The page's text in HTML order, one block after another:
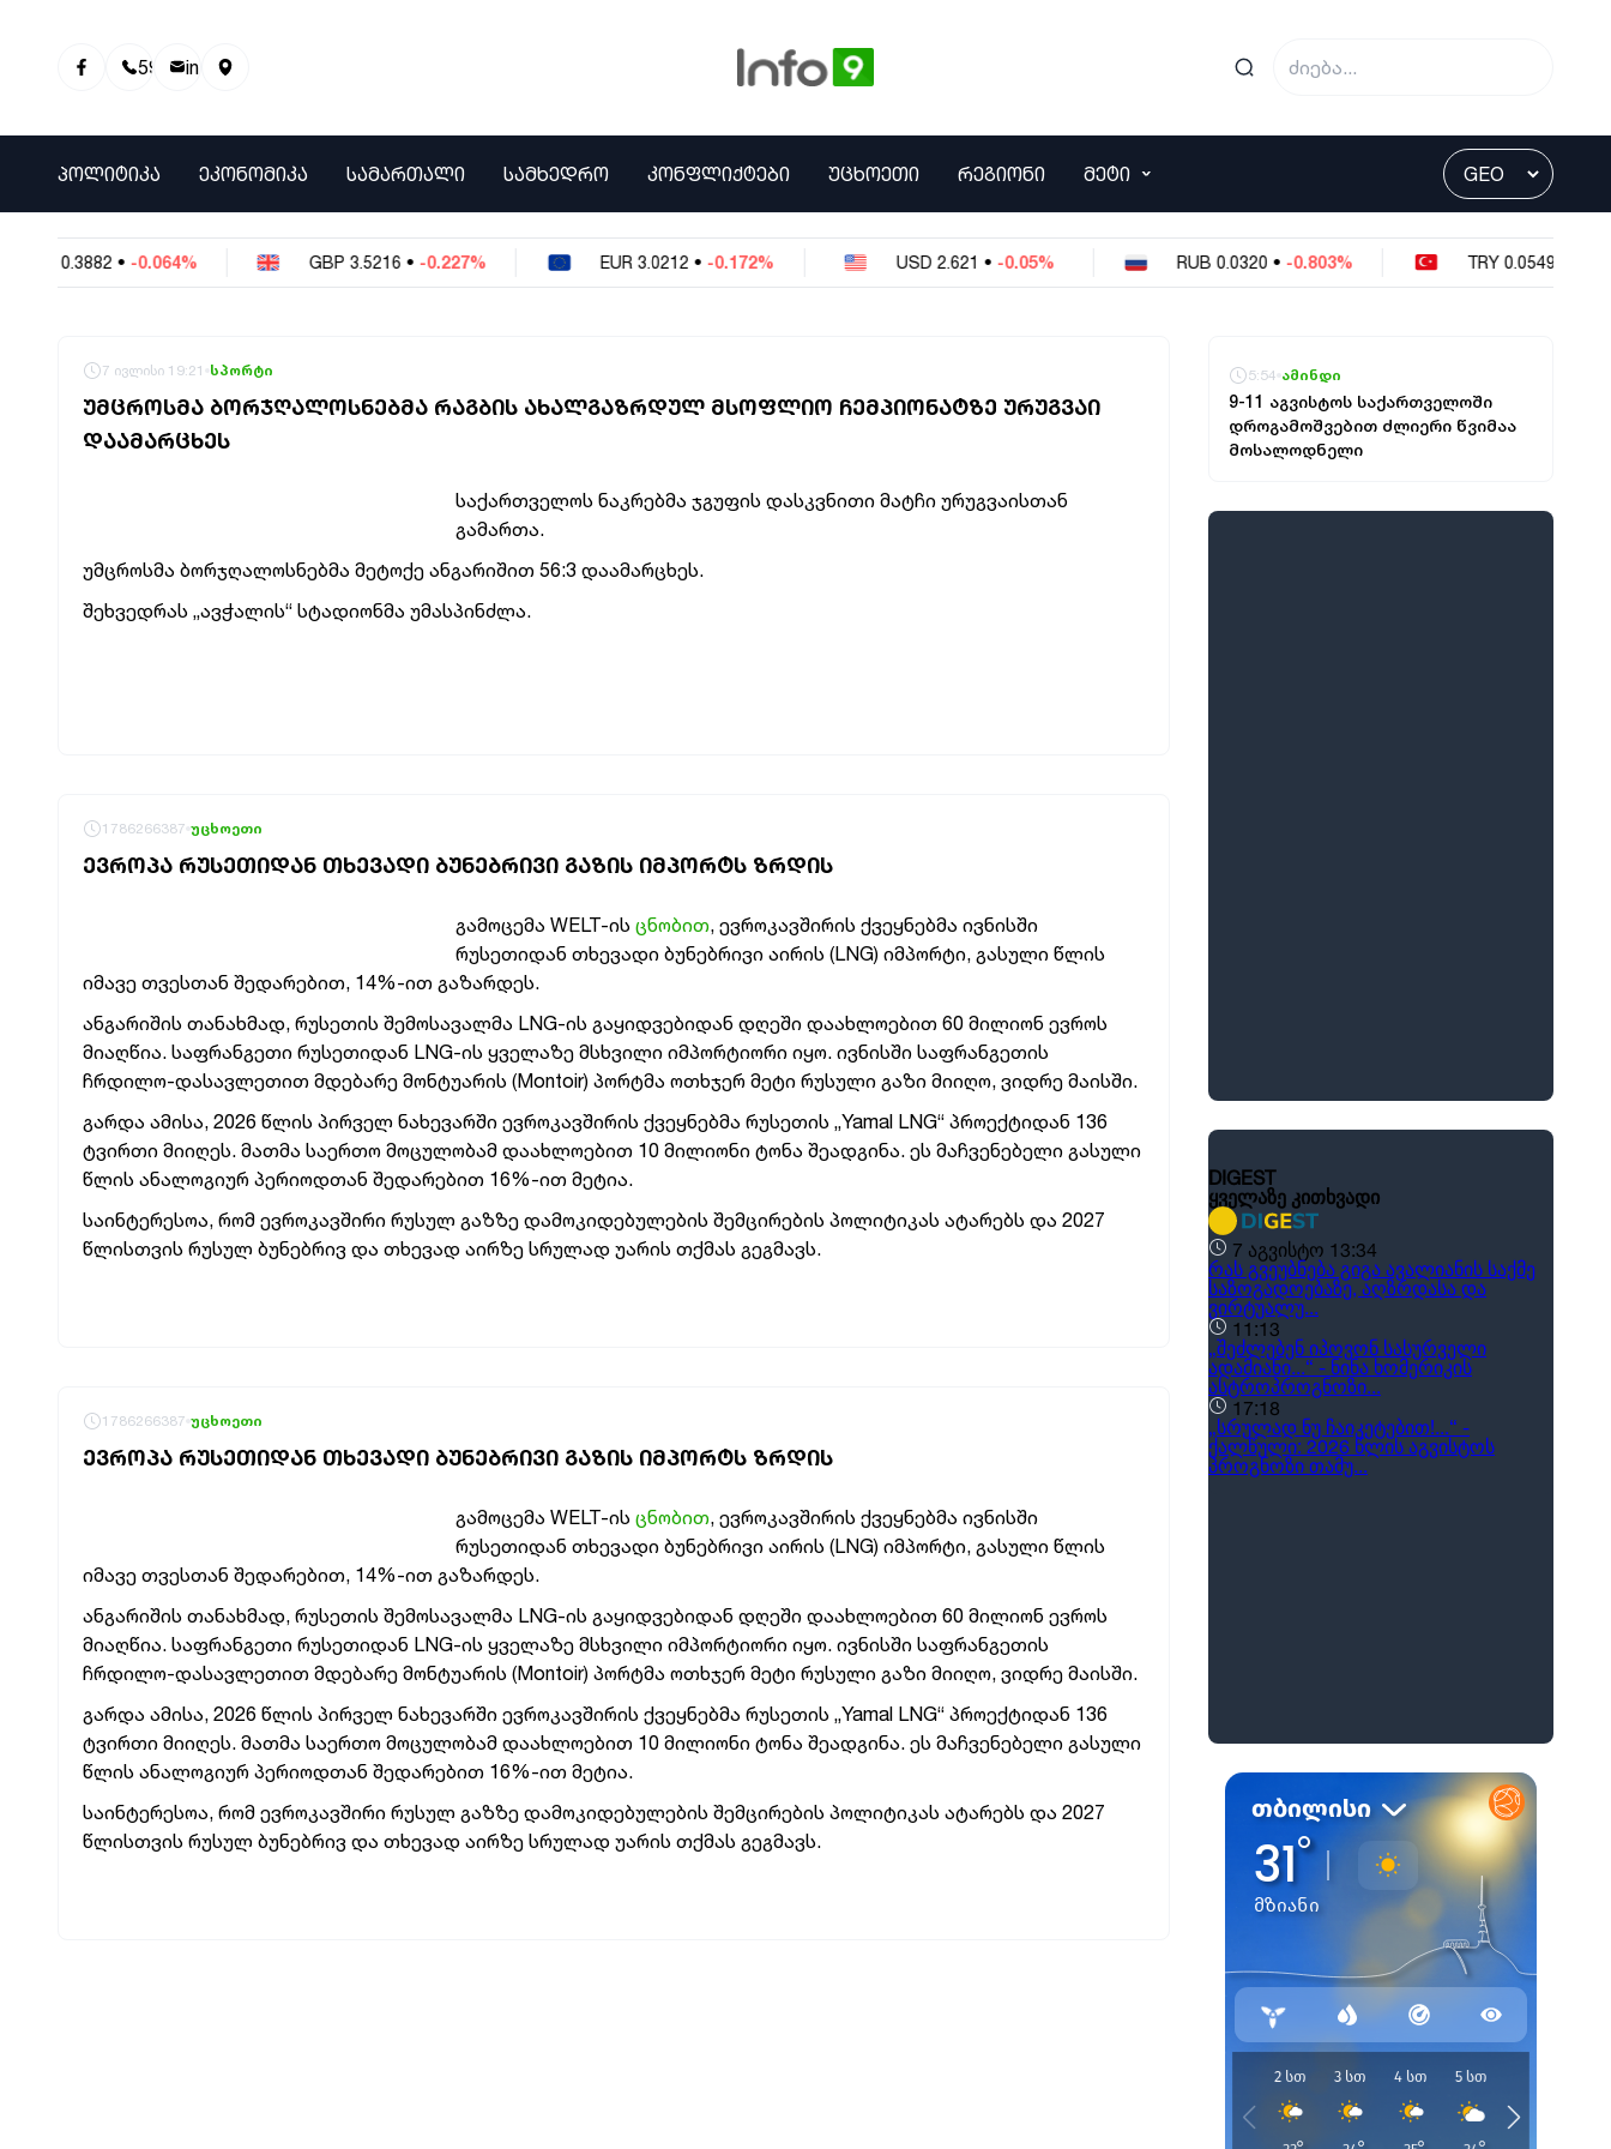
595 01 81 00info@info9.ge
ᲞᲝᲚᲘᲢᲘᲙᲐ ᲔᲙᲝᲜᲝᲛᲘᲙᲐ ᲡᲐᲛᲐᲠᲗᲐᲚᲘ ᲡᲐᲛᲮᲔᲓᲠᲝ ᲙᲝᲜᲤᲚᲘᲥᲢᲔᲑᲘ ᲣᲪᲮᲝᲔᲗᲘ ᲠᲔᲒᲘᲝᲜᲘ ᲛᲔᲢᲘ
0.3882 • -0.064% GBP 3.5216 • -0.227% EUR 3.0212 • -0.172% USD 2.621 • -0.05% RUB 0.0320 • -0.803% TRY 0.0549 • -0.364%
7 ივლისი 19:21 სპორტი
ᲣᲛᲪᲠᲝᲡᲛᲐ ᲑᲝᲠᲯᲦᲐᲚᲝᲡᲜᲔᲑᲛᲐ ᲠᲐᲒᲑᲘᲡ ᲐᲮᲐᲚᲒᲐᲖᲠᲓᲣᲚ ᲛᲡᲝᲤᲚᲘᲝ ᲩᲔᲛᲞᲘᲝᲜᲐᲢᲖᲔ ᲣᲠᲣᲒᲕᲐᲘ
ᲓᲐᲐᲛᲐᲠᲪᲮᲔᲡ
საქართველოს ნაკრებმა ჯგუფის დასკვნითი მატჩი ურუგვაისთან
გამართა.
უმცროსმა ბორჯღალოსნებმა მეტოქე ანგარიშით 56:3 დაამარცხეს.
შეხვედრას „ავჭალის“ სტადიონმა უმასპინძლა.
1786266387 უცხოეთი
ᲔᲕᲠᲝᲞᲐ ᲠᲣᲡᲔᲗᲘᲓᲐᲜ ᲗᲮᲔᲕᲐᲓᲘ ᲑᲣᲜᲔᲑᲠᲘᲕᲘ ᲒᲐᲖᲘᲡ ᲘᲛᲞᲝᲠᲢᲡ ᲖᲠᲓᲘᲡ
გამოცემა WELT-ისცნობით, ევროკავშირის ქვეყნებმა ივნისში
რუსეთიდან თხევადი ბუნებრივი აირის (LNG) იმპორტი, გასული წლის
იმავე თვესთან შედარებით, 14%-ით გაზარდეს.
ანგარიშის თანახმად, რუსეთის შემოსავალმა LNG-ის გაყიდვებიდან დღეში დაახლოებით 60 მილიონ ევროს
მიაღწია. საფრანგეთი რუსეთიდან LNG-ის ყველაზე მსხვილი იმპორტიორი იყო. ივნისში საფრანგეთის
ჩრდილო-დასავლეთით მდებარე მონტუარის (Montoir) პორტმა ოთხჯერ მეტი რუსული გაზი მიიღო, ვიდრე მაისში.
გარდა ამისა, 2026 წლის პირველ ნახევარში ევროკავშირის ქვეყნებმა რუსეთის „Yamal LNG“ პროექტიდან 136
ტვირთი მიიღეს. მათმა საერთო მოცულობამ დაახლოებით 10 მილიონი ტონა შეადგინა. ეს მაჩვენებელი გასული
წლის ანალოგიურ პერიოდთან შედარებით 16%-ით მეტია.
საინტერესოა, რომ ევროკავშირი რუსულ გაზზე დამოკიდებულების შემცირების პოლიტიკას ატარებს და 2027
წლისთვის რუსულ ბუნებრივ და თხევად აირზე სრულად უარის თქმას გეგმავს.
1786266387 უცხოეთი
ᲔᲕᲠᲝᲞᲐ ᲠᲣᲡᲔᲗᲘᲓᲐᲜ ᲗᲮᲔᲕᲐᲓᲘ ᲑᲣᲜᲔᲑᲠᲘᲕᲘ ᲒᲐᲖᲘᲡ ᲘᲛᲞᲝᲠᲢᲡ ᲖᲠᲓᲘᲡ
გამოცემა WELT-ისცნობით, ევროკავშირის ქვეყნებმა ივნისში
რუსეთიდან თხევადი ბუნებრივი აირის (LNG) იმპორტი, გასული წლის
იმავე თვესთან შედარებით, 14%-ით გაზარდეს.
ანგარიშის თანახმად, რუსეთის შემოსავალმა LNG-ის გაყიდვებიდან დღეში დაახლოებით 60 მილიონ ევროს
მიაღწია. საფრანგეთი რუსეთიდან LNG-ის ყველაზე მსხვილი იმპორტიორი იყო. ივნისში საფრანგეთის
ჩრდილო-დასავლეთით მდებარე მონტუარის (Montoir) პორტმა ოთხჯერ მეტი რუსული გაზი მიიღო, ვიდრე მაისში.
გარდა ამისა, 2026 წლის პირველ ნახევარში ევროკავშირის ქვეყნებმა რუსეთის „Yamal LNG“ პროექტიდან 136
ტვირთი მიიღეს. მათმა საერთო მოცულობამ დაახლოებით 10 მილიონი ტონა შეადგინა. ეს მაჩვენებელი გასული
წლის ანალოგიურ პერიოდთან შედარებით 16%-ით მეტია.
საინტერესოა, რომ ევროკავშირი რუსულ გაზზე დამოკიდებულების შემცირების პოლიტიკას ატარებს და 2027
წლისთვის რუსულ ბუნებრივ და თხევად აირზე სრულად უარის თქმას გეგმავს.
5:54 ამინდი
9-11 აგვისტოს საქართველოში
დროგამოშვებით ძლიერი წვიმაა
მოსალოდნელი